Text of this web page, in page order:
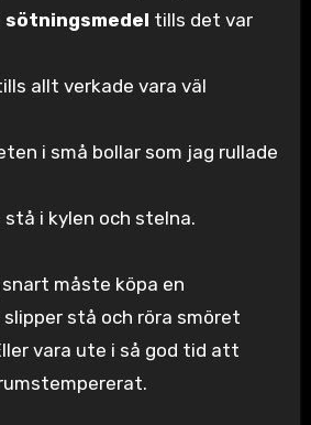
sötningsmedel tills det var
allt verkade vara väl
i små bollar som jag rullade
stå i kylen och stelna.
måste köpa en
stå och röra smöret
vara ute i så god tid att